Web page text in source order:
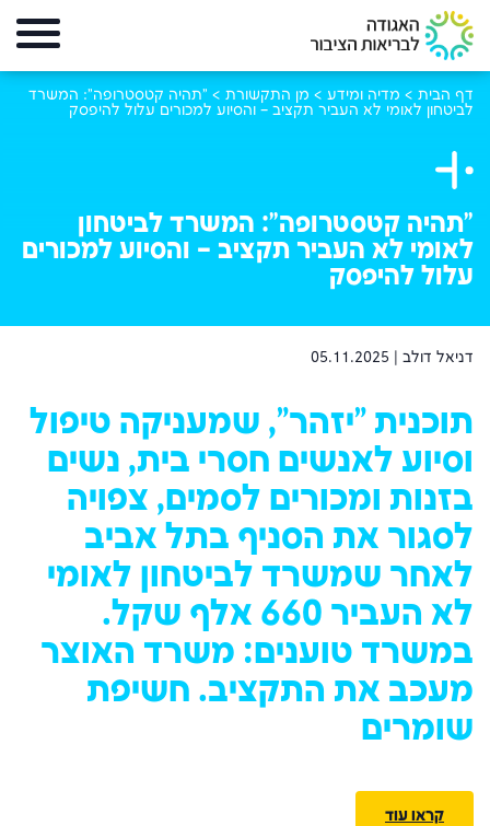
דף הבית > מדיה ומידע > מן התקשורת > "תהיה קטסטרופה": המשרד
לביטחון לאומי לא העביר תקציב – והסיוע למכורים עלול להיפסק
"תהיה קטסטרופה": המשרד לביטחון
לאומי לא העביר תקציב – והסיוע למכורים
עלול להיפסק
דניאל דולב | 05.11.2025
תוכנית "יזהר", שמעניקה טיפול
וסיוע לאנשים חסרי בית, נשים
בזנות ומכורים לסמים, צפויה
לסגור את הסניף בתל אביב
לאחר שמשרד לביטחון לאומי
לא העביר 660 אלף שקל.
במשרד טוענים: משרד האוצר
מעכב את התקציב. חשיפת
שומרים
קראו עוד